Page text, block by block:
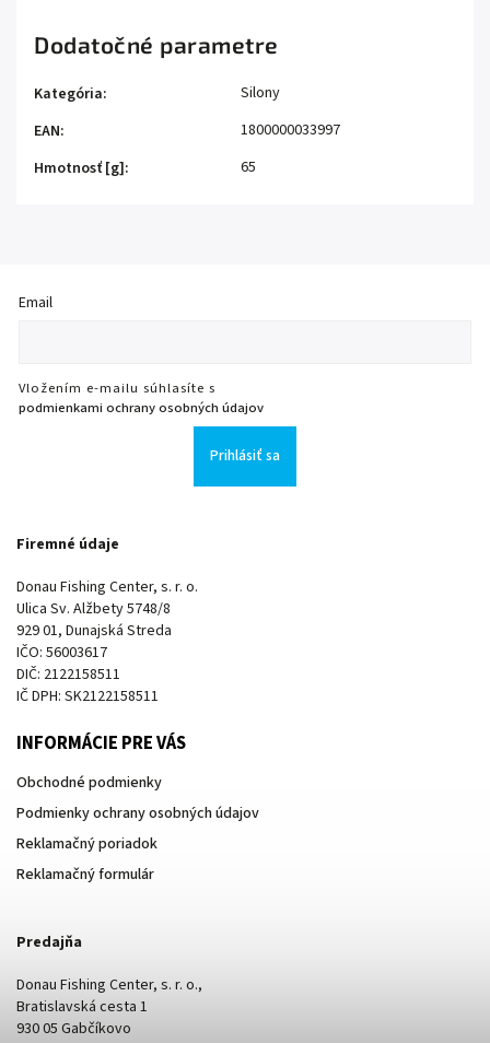
Dodatočné parametre
Kategória:
Silony
EAN:
1800000033997
Hmotnosť [g]: 65
Email
Vložením e-mailu súhlasíte s
podmienkami ochrany osobných údajov
Prihlásiť sa
Firemné údaje
Donau Fishing Center, s. r. o.
Ulica Sv. Alžbety 5748/8
929 01, Dunajská Streda
IČO: 56003617
DIČ: 2122158511
IČ DPH: SK2122158511
INFORMÁCIE PRE VÁS
Obchodné podmienky
Podmienky ochrany osobných údajov
Reklamačný poriadok
Reklamačný formulár
Predajňa
Donau Fishing Center, s. r. o.,
Bratislavská cesta 1
930 05 Gabčíkovo